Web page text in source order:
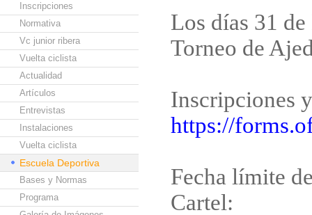
Inscripciones
Normativa
Vc junior ribera
Vuelta ciclista
Actualidad
Artículos
Entrevistas
Instalaciones
Vuelta ciclista
Escuela Deportiva
Bases y Normas
Programa
Los días 31
Torneo de
Inscripciones
https://
Fecha límite
Cartel: